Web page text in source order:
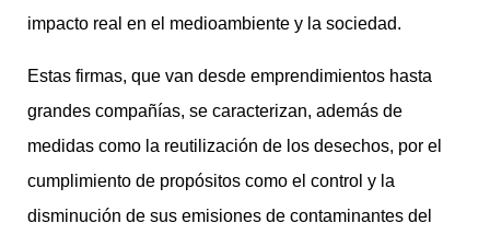
impacto real en el medioambiente y la sociedad.
Estas firmas, que van desde emprendimientos hasta
grandes compañías, se caracterizan, además de
medidas como la reutilización de los desechos, por el
cumplimiento de propósitos como el control y la
disminución de sus emisiones de contaminantes del